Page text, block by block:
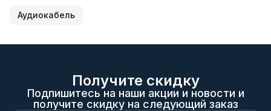
Аудиокабель
Получите скидку
Подпишитесь на наши акции и новости и
получите скидку на следующий заказ